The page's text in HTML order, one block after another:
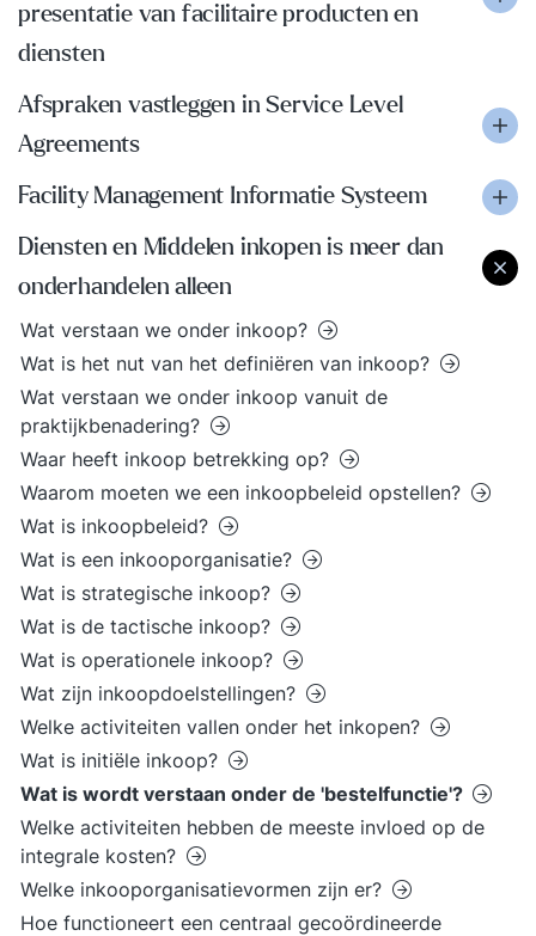
presentatie van facilitaire producten en
diensten
Afspraken vastleggen in Service Level
Agreements
Facility Management Informatie Systeem
Diensten en Middelen inkopen is meer dan
onderhandelen alleen
Wat verstaan we onder inkoop?
Wat is het nut van het definiëren van inkoop?
Wat verstaan we onder inkoop vanuit de
praktijkbenadering?
Waar heeft inkoop betrekking op?
Waarom moeten we een inkoopbeleid opstellen?
Wat is inkoopbeleid?
Wat is een inkooporganisatie?
Wat is strategische inkoop?
Wat is de tactische inkoop?
Wat is operationele inkoop?
Wat zijn inkoopdoelstellingen?
Welke activiteiten vallen onder het inkopen?
Wat is initiële inkoop?
Wat is wordt verstaan onder de 'bestelfunctie'?
Welke activiteiten hebben de meeste invloed op de
integrale kosten?
Welke inkooporganisatievormen zijn er?
Hoe functioneert een centraal gecoördineerde